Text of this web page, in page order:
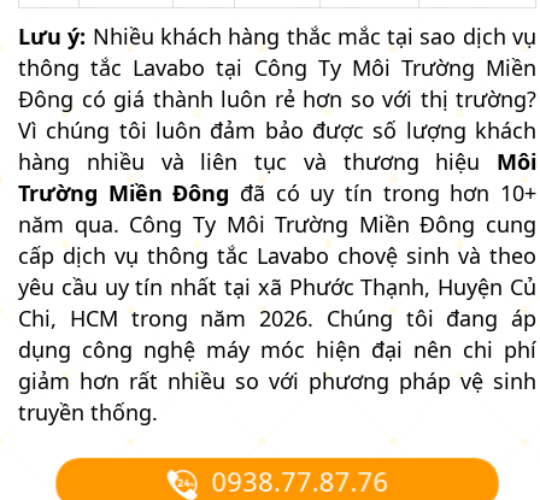
Lưu ý: Nhiều khách hàng thắc mắc tại sao dịch vụ
thông tắc Lavabo tại Công Ty Môi Trường Miền
Đông có giá thành luôn rẻ hơn so với thị trường?
Vì chúng tôi luôn đảm bảo được số lượng khách
hàng nhiều và liên tục và thương hiệu Môi
Trường Miền Đông đã có uy tín trong hơn 10+
năm qua. Công Ty Môi Trường Miền Đông cung
cấp dịch vụ thông tắc Lavabo chovệ sinh và theo
yêu cầu uy tín nhất tại xã Phước Thạnh, Huyện Củ
Chi, HCM trong năm 2026. Chúng tôi đang áp
dụng công nghệ máy móc hiện đại nên chi phí
giảm hơn rất nhiều so với phương pháp vệ sinh
truyền thống.
0938.77.87.76